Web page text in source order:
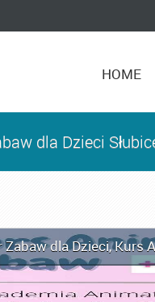
HOME
dla Dzieci
dla Dzieci,Kurs